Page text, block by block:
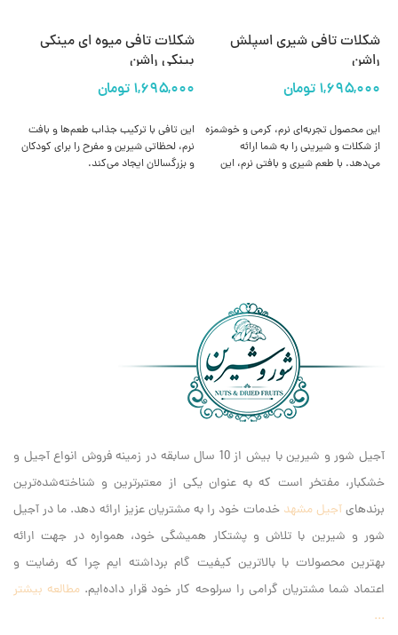
شکلات تافی شیری اسپلش
راشن
این محصول تجربه‌ای نرم، کرمی و خوشمزه
از شکلات و شیرینی را به شما ارائه
می‌دهد. با طعم شیری و بافتی نرم، این
شکلات تافی میوه ای مینکی
بینکی راشن
این تافی با ترکیب جذاب طعم‌ها و بافت
نرم، لحظاتی شیرین و مفرح را برای کودکان
و بزرگسالان ایجاد می‌کند.
آجیل شور و شیرین با بیش از 10 سال سابقه در زمینه فروش انواع آجیل و
خشکبار، مفتخر است که به عنوان یکی از معتبرترین و شناخته‌شده‌ترین
برندهایآجیل مشهد خدمات خود را به مشتریان عزیز ارائه دهد. ما در آجیل
شور و شیرین با تلاش و پشتکار همیشگی خود، همواره در جهت ارائه
بهترین محصولات با بالاترین کیفیت گام برداشته ایم‌ چرا که رضایت و
اعتماد شما مشتریان گرامی را سرلوحه کار خود قرار داده‌ایم. مطالعه بیشتر
...